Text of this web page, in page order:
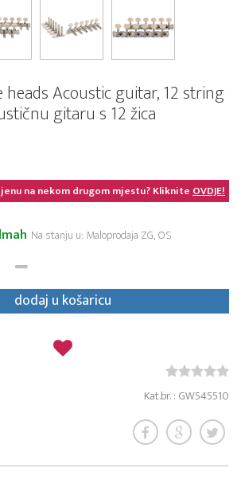
heads Acoustic guitar, 12 string
gitaru s 12 žica
na nekom drugom mjestu? KlikniteOVDJE!
Na stanju u: Maloprodaja ZG, OS
dodaj u košaricu
Kat.br. : GW545510